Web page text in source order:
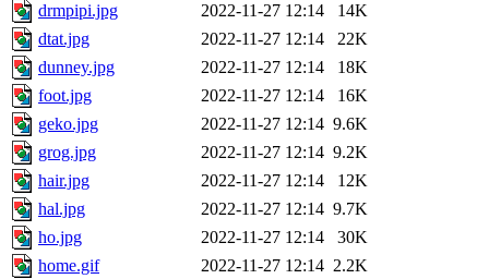
drmpipi.jpg
2022-11-27 12:14
14K
dtat.jpg
2022-11-27 12:14
22K
dunney.jpg
2022-11-27 12:14
18K
foot.jpg
2022-11-27 12:14
16K
geko.jpg
2022-11-27 12:14 9.6K
grog.jpg
2022-11-27 12:14 9.2K
hair.jpg
2022-11-27 12:14
12K
hal.jpg
2022-11-27 12:14 9.7K
ho.jpg
2022-11-27 12:14
30K
home.gif
2022-11-27 12:14 2.2K